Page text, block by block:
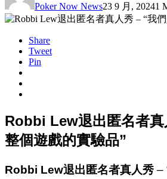
Poker Now News23 9 月, 20241
Share
Tweet
Pin
Robbi Lew退出匿名者真
整個遊戲的實驗品”
Robbi Lew退出匿名者真人秀 –